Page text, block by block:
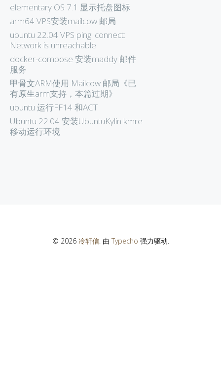
elementary OS 7.1 显示托盘图标
arm64 VPS安装mailcow 邮局
ubuntu 22.04 VPS ping: connect:
Network is unreachable
docker-compose 安装maddy 邮件
服务
甲骨文ARM使用 Mailcow 邮局《已
有原生arm支持，本篇过期》
ubuntu 运行FF14 和ACT
Ubuntu 22.04 安装UbuntuKylin kmre
移动运行环境
© 2026 冷轩信. 由 Typecho 强力驱动.